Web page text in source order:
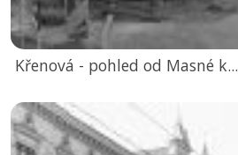
Křenová - pohled od Masné k...